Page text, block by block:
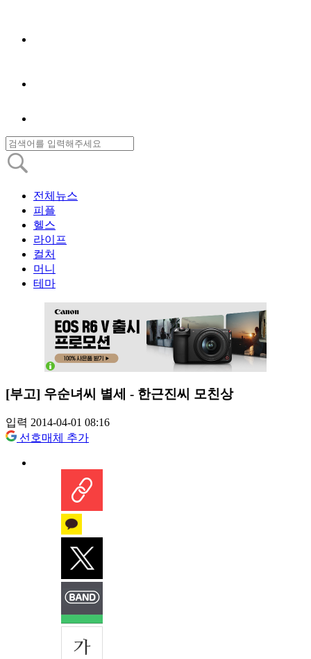
전체뉴스
피플
헬스
라이프
컬처
머니
테마
[부고] 우순녀씨 별세 - 한근진씨 모친상
입력 2014-04-01 08:16
선호매체 추가